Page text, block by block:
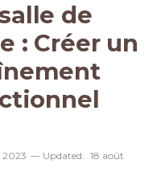
de
: Créer un
2023 Updated: 18 août